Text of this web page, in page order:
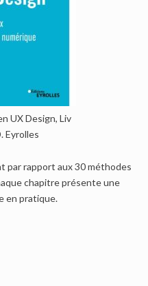
UX Design, Liv
Eyrolles
par rapport aux 30 méthodes
chapitre présente une
en pratique.